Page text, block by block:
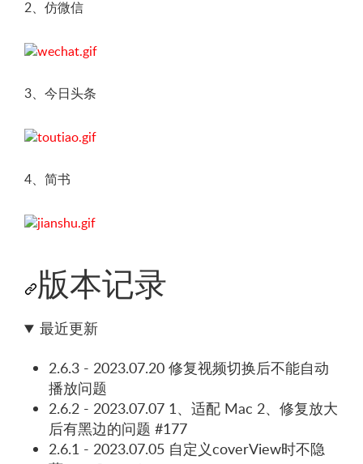
2、仿微信
3、今日头条
4、简书
版本记录
最近更新
2.6.3 - 2023.07.20 修复视频切换后不能自动
播放问题
2.6.2 - 2023.07.07 1、适配 Mac 2、修复放大
后有黑边的问题 #177
2.6.1 - 2023.07.05 自定义coverView时不隐